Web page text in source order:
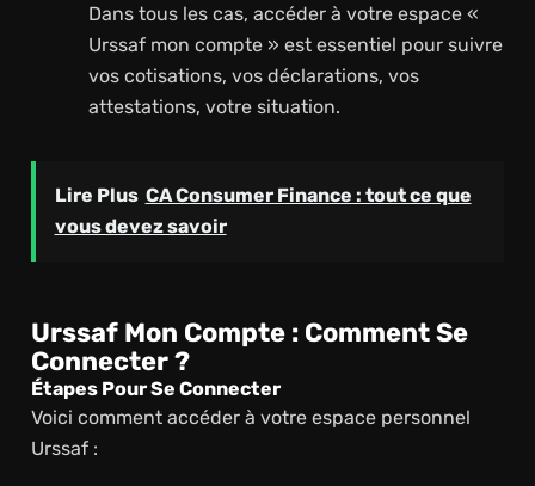
Dans tous les cas, accéder à votre espace «
Urssaf mon compte » est essentiel pour suivre
vos cotisations, vos déclarations, vos
attestations, votre situation.
Lire Plus CA Consumer Finance : tout ce que
vous devez savoir
Urssaf Mon Compte : Comment Se
Connecter ?
Étapes Pour Se Connecter
Voici comment accéder à votre espace personnel
Urssaf :